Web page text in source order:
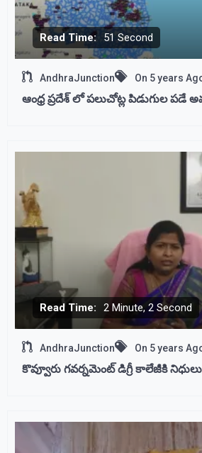
Read Time: 51 Second
AndhraJunction On 5 years
ఆంధ్ర ప్రదేశ్ లో పలుచోట్ల పిడుగుల పడే
Read Time: 2 Minute, 2 Second
AndhraJunction On 5 years
కొవ్వూరు గవర్నమెంట్ డిగ్రీ కాలేజీకి నిధులు